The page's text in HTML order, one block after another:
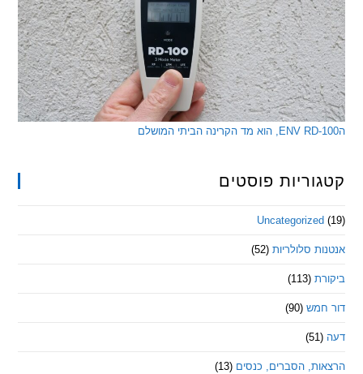
פוסטים
סלולריות (52)
(90)
הסברים, כנסים (13)